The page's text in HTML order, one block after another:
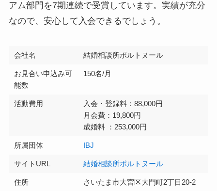
アム部門を7期連続で受賞しています。実績が充分
なので、安心して入会できるでしょう。
会社名 結婚相談所ポルトヌール
お見合い申込み可
能数
150名/月
活動費用
入会・登録料：88,000円
月会費：19,800円
成婚料 ：253,000円
所属団体 IBJ
サイトURL 結婚相談所ポルトヌール
住所 さいたま市大宮区大門町2丁目20-2